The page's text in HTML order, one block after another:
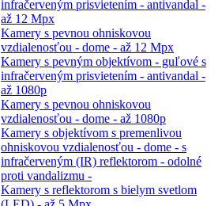
infračerveným prisvietením - antivandal -
až 12 Mpx
Kamery s pevnou ohniskovou
vzdialenosťou - dome - až 12 Mpx
Kamery s pevným objektívom - guľové s
infračerveným prisvietením - antivandal -
až 1080p
Kamery s pevnou ohniskovou
vzdialenosťou - dome - až 1080p
Kamery s objektívom s premenlivou
ohniskovou vzdialenosťou - dome - s
infračerveným (IR) reflektorom - odolné
proti vandalizmu -
Kamery s reflektorom s bielym svetlom